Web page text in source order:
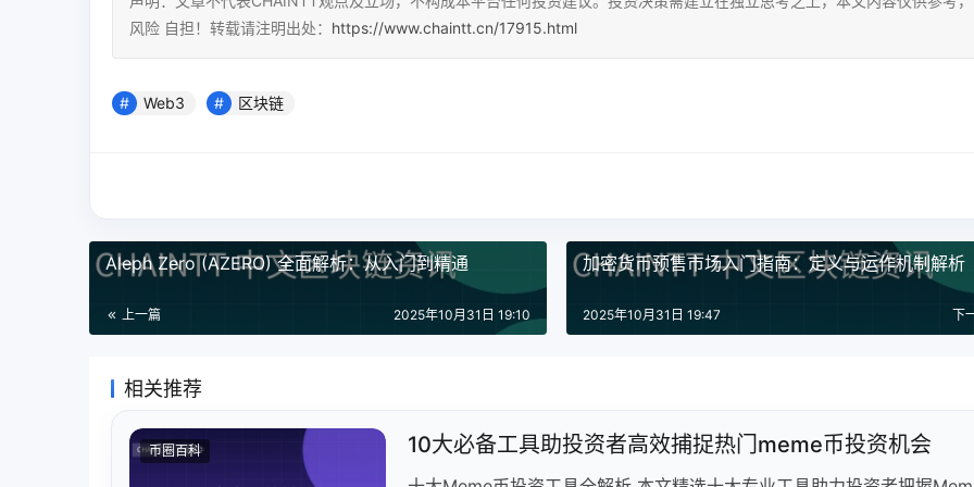
风险 自担！转载请注明出处： https://www.chaintt.cn/17915.html
Web3 区块链
Aleph Zero (AZERO) 全面解析：从入门到精通
上一篇 2025年10月31日 19:10
加密货币预售市场入门指南：定义与运作机制解析
下
2025年10月31日 19:47
相关推荐
币圈百科 10大必备工具助投资者高效捕捉热门meme币投资机会